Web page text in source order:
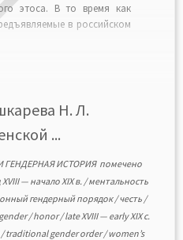
этоса. В то время как
в российском
[…]
Н. Л.
...
ГЕНДЕРНАЯ ИСТОРИЯ помечено
— начало XIX в. /ментальность
гендерный порядок/честь /
/honor/late XVIII — early XIX c.
/traditional gender order/women’s